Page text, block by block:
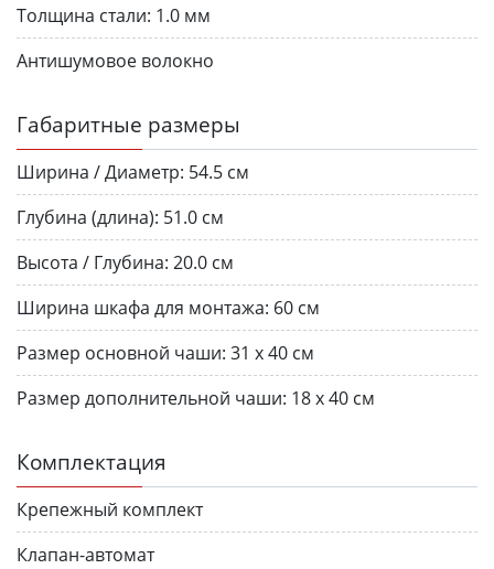
Толщина стали: 1.0 мм
Антишумовое волокно
Габаритные размеры
Ширина / Диаметр: 54.5 см
Глубина (длина): 51.0 см
Высота / Глубина: 20.0 см
Ширина шкафа для монтажа: 60 см
Размер основной чаши: 31 х 40 см
Размер дополнительной чаши: 18 х 40 см
Комплектация
Крепежный комплект
Клапан-автомат